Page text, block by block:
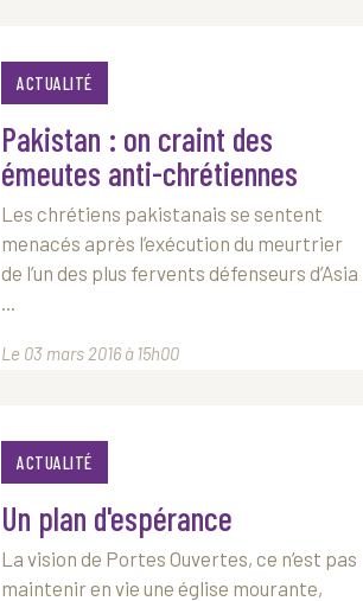
ACTUALITÉ
Pakistan : on craint des
émeutes anti-chrétiennes
Les chrétiens pakistanais se sentent
menacés après l’exécution du meurtrier
de l’un des plus fervents défenseurs d’Asia
Le 03 mars 2016 à 15h00
ACTUALITÉ
Un plan d'espérance
La vision de Portes Ouvertes, ce n’est pas
maintenir en vie une église mourante,